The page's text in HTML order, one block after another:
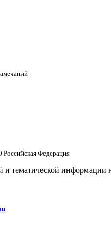
Федерация
тематической